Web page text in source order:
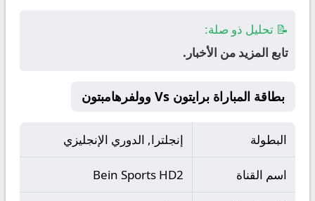
📝 تحليل ذو صلة:
تابع المزيد من الأخبار.
بطاقة المباراة برايتون Vs وولفرهامبتون
البطولة إنجلترا, الدوري الإنجليزي
اسم القناة Bein Sports HD2